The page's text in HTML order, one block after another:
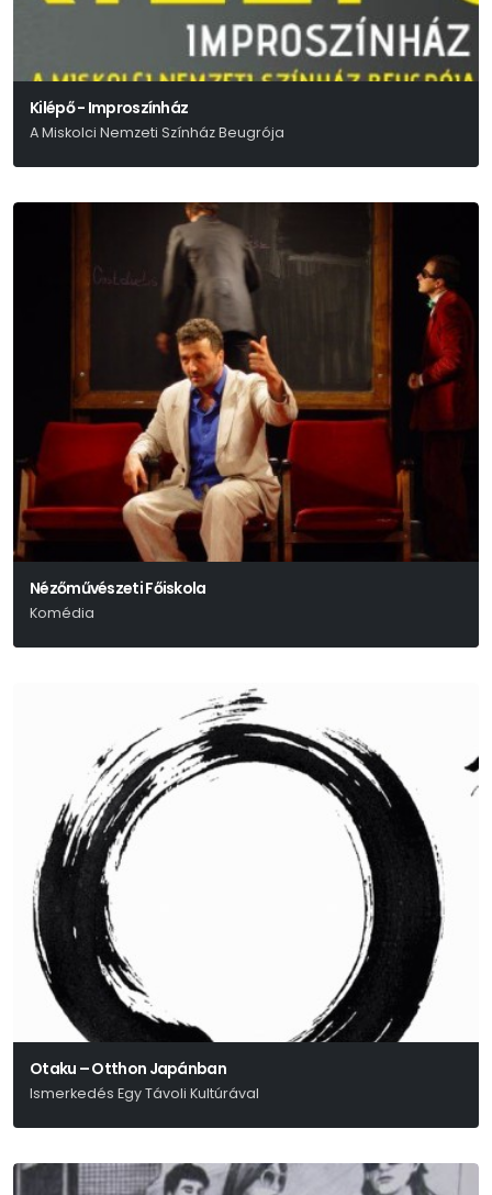
Kilépő - Improszínház
A Miskolci Nemzeti Színház Beugrója
Nézőművészeti Főiskola
Komédia
Otaku – Otthon Japánban
Ismerkedés Egy Távoli Kultúrával